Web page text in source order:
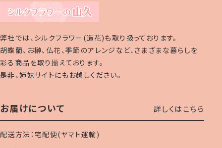
弊社では、シルクフラワー(造花)も取り扱っております。
胡蝶蘭、お榊、仏花、季節のアレンジなど、さまざまな暮らしを
彩る商品を取り揃えております。
是非、姉妹サイトにもお越しください。
お届けについて 詳しくはこちら
配送方法：宅配便(ヤマト運輸)